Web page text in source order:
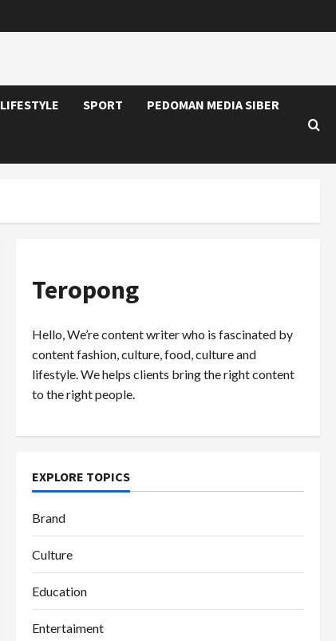
LIFESTYLE SPORT PEDOMAN MEDIA SIBER
Teropong
Hello, We’re content writer who is fascinated by
content fashion, culture, food, culture and
lifestyle. We helps clients bring the right content
to the right people.
EXPLORE TOPICS
Brand
Culture
Education
Entertaiment